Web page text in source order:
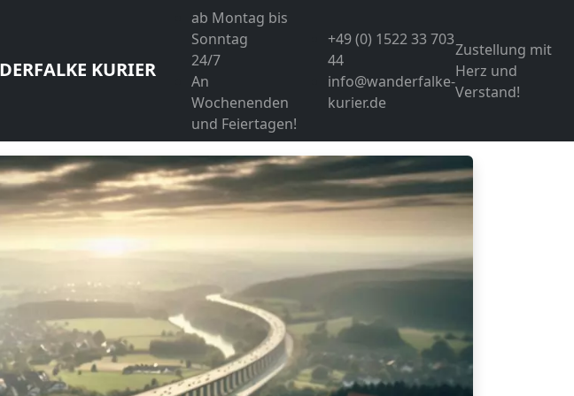
KURIER
ab Montag bis
Sonntag
24/7
An
Wochenenden
und Feiertagen!
+49 (0) 1522 33 703
44
info@wanderfalke-
kurier.de
Zustellung mit
Herz und
Verstand!